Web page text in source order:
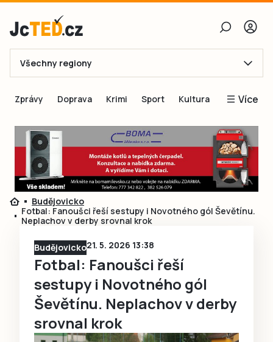
E-mail
Obnovit heslo
Přihlásit se
Přihlásit se přes Facebook
Ještě nemám účet, chci se
Všechny regiony
Zprávy Doprava Krimi Sport Kultura Více
Blogy
Inspirace
Čtenáři píší
Speciální přílohy
Inzerce
Budějovicko
Fotbal: Fanoušci řeší sestupy i Novotného gól Ševětínu.
Neplachov v derby srovnal krok
Budějovicko21. 5. 2026 13:38
Fotbal: Fanoušci řeší
sestupy i Novotného gól
Ševětínu. Neplachov v derby
srovnal krok